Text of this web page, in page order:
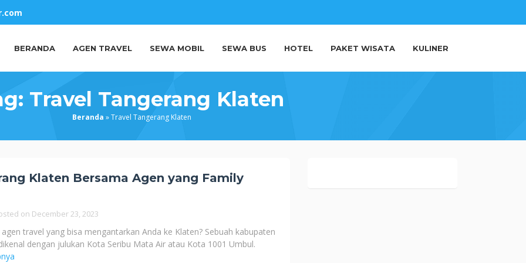
BERANDA AGEN TRAVEL SEWA MOBIL SEWA BUS HOTEL PAKET WISATA KULINER
Travel Tangerang Klaten
Beranda »Travel Tangerang Klaten
Klaten Bersama Agen yang Family
on December 23, 2023
travel yang bisa mengantarkan Anda ke Klaten? Sebuah kabupaten
dengan julukan Kota Seribu Mata Air atau Kota 1001 Umbul.